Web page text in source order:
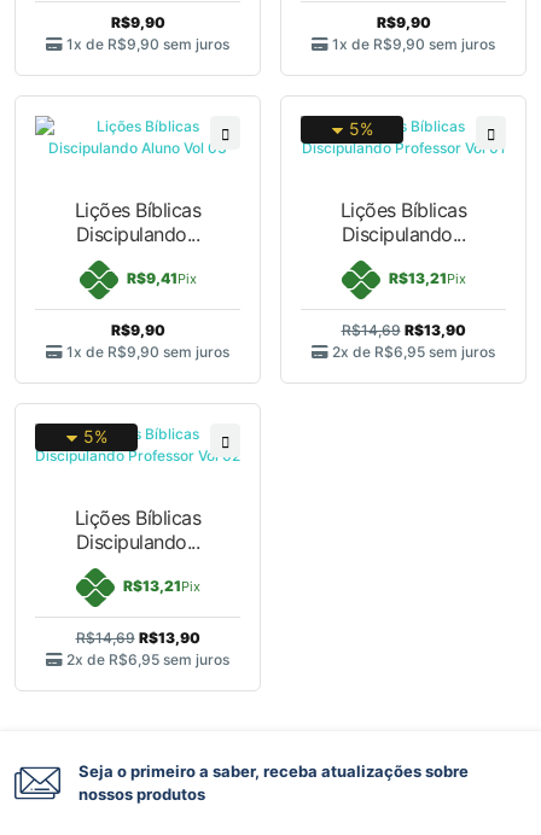
R$9,90
1x de R$9,90 sem juros
R$9,90
1x de R$9,90 sem juros
Lições Bíblicas
Discipulando...
R$9,41Pix
R$9,90
1x de R$9,90 sem juros
5%
Lições Bíblicas
Discipulando...
R$13,21Pix
R$14,69 R$13,90
2x de R$6,95 sem juros
5%
Lições Bíblicas
Discipulando...
R$13,21Pix
R$14,69 R$13,90
2x de R$6,95 sem juros
Seja o primeiro a saber, receba atualizações sobre
nossos produtos